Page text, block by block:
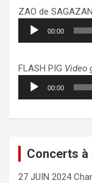
ZAO de
Lecteur
audio
00:00
FLASH PIG Video
Lecteur
audio
00:00
Concerts à
27 JUIN 2024